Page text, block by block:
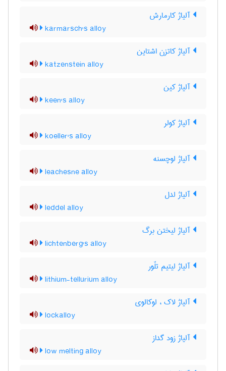
آلیاژ کارمارش
karmarsch's alloy
آلیاژ کاتزن اشتاین
katzenstein alloy
آلیاژ کین
keen's alloy
آلیاژ کولر
koeller's alloy
آلیاژ لوچسنه
leachesne alloy
آلیاژ لدل
leddel alloy
آلیاژ لیختن برگ
lichtenberg's alloy
آلیاژ لیتیم تلّور
lithium-tellurium alloy
آلیاژ لاک ، لوکالوی
lockalloy
آلیاژ زود گداز
low melting alloy